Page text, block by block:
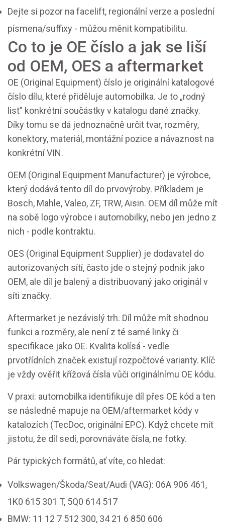
Dejte si pozor na facelift, regionální verze a poslední
písmena/suffixy - můžou měnit kompatibilitu.
Co to je OE číslo a jak se liší
od OEM, OES a aftermarket
OE (Original Equipment) číslo je originální katalogové
číslo dílu, které přiděluje automobilka. Je to „rodný
list” konkrétní součástky v katalogu dané značky.
Díky tomu se dá jednoznačně určit tvar, rozměry,
konektory, materiál, montážní pozice a návaznost na
konkrétní VIN.
OEM (Original Equipment Manufacturer) je výrobce,
který dodává tento díl do prvovýroby. Příkladem je
Bosch, Mahle, Valeo, ZF, TRW, Aisin. OEM díl může mít
na sobě logo výrobce i automobilky, nebo jen jedno z
nich - podle kontraktu.
OES (Original Equipment Supplier) je dodavatel do
autorizovaných sítí, často jde o stejný podnik jako
OEM, ale díl je balený a distribuovaný jako originál v
síti značky.
Aftermarket je nezávislý trh. Díl může mít shodnou
funkci a rozměry, ale není z té samé linky či
specifikace jako OE. Kvalita kolísá - vedle
prvotřídních značek existují rozpočtové varianty. Klíč
je vždy ověřit křížová čísla vůči originálnímu OE kódu.
V praxi: automobilka identifikuje díl přes OE kód a ten
se následně mapuje na OEM/aftermarket kódy v
katalozích (TecDoc, originální EPC). Když chcete mít
jistotu, že díl sedí, porovnáváte čísla, ne fotky.
Pár typických formátů, ať víte, co hledat:
Volkswagen/Škoda/Seat/Audi (VAG): 06A 906 461,
1K0 615 301 T, 5Q0 614 517
BMW: 11 12 7 512 300, 34 21 6 850 606